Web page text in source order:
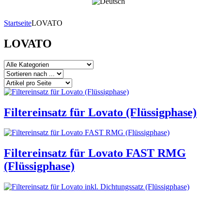
StartseiteLOVATO
LOVATO
Filtereinsatz für Lovato (Flüssigphase)
Filtereinsatz für Lovato FAST RMG
(Flüssigphase)